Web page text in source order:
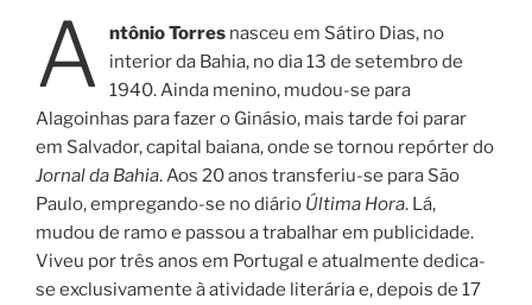
A ntônio Torresnasceu em Sátiro Dias, no
interior da Bahia, no dia 13 de setembro de
1940. Ainda menino, mudou-se para
Alagoinhas para fazer o Ginásio, mais tarde foi parar
em Salvador, capital baiana, onde se tornou repórter do
Jornal da Bahia. Aos 20 anos transferiu-se para São
Paulo, empregando-se no diário Última Hora. Lá,
mudou de ramo e passou a trabalhar em publicidade.
Viveu por três anos em Portugal e atualmente dedica-
se exclusivamente à atividade literária e, depois de 17